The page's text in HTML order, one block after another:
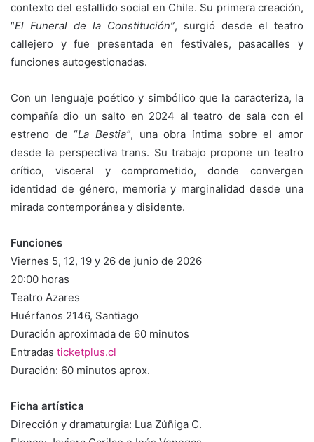
contexto del estallido social en Chile. Su primera creación,
“El Funeral de la Constitución”, surgió desde el teatro
callejero y fue presentada en festivales, pasacalles y
funciones autogestionadas.
Con un lenguaje poético y simbólico que la caracteriza, la
compañía dio un salto en 2024 al teatro de sala con el
estreno de “La Bestia”, una obra íntima sobre el amor
desde la perspectiva trans. Su trabajo propone un teatro
crítico, visceral y comprometido, donde convergen
identidad de género, memoria y marginalidad desde una
mirada contemporánea y disidente.
Funciones
Viernes 5, 12, 19 y 26 de junio de 2026
20:00 horas
Teatro Azares
Huérfanos 2146, Santiago
Duración aproximada de 60 minutos
Entradas ticketplus.cl
Duración: 60 minutos aprox.
Ficha artística
Dirección y dramaturgia: Lua Zúñiga C.